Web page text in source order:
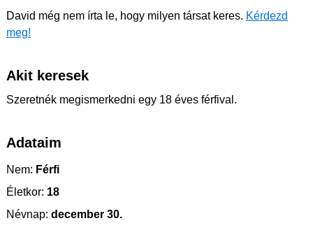
David még nem írta le, hogy milyen társat keres. Kérdezd
meg!
Akit keresek
Szeretnék megismerkedni egy 18 éves férfival.
Adataim
Nem: Férfi
Életkor: 18
Névnap: december 30.